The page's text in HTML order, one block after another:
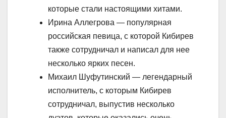
которые стали настоящими хитами.
Ирина Аллегрова — популярная
российская певица, с которой Кибирев
также сотрудничал и написал для нее
несколько ярких песен.
Михаил Шуфутинский — легендарный
исполнитель, с которым Кибирев
сотрудничал, выпустив несколько